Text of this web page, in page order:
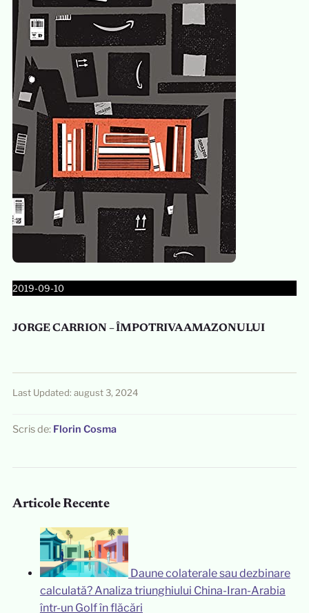
2019-09-10
JORGE CARRION – ÎMPOTRIVA AMAZONULUI
Last Updated: august 3, 2024
Scris de: Florin Cosma
Articole Recente
Daune colaterale sau dezbinare
calculată? Analiza triunghiului China-Iran-Arabia
într-un Golf în flăcări